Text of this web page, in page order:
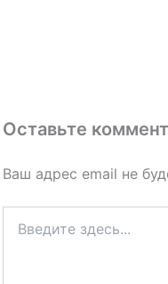
Оставьте
Ваш адрес email не
здесь...